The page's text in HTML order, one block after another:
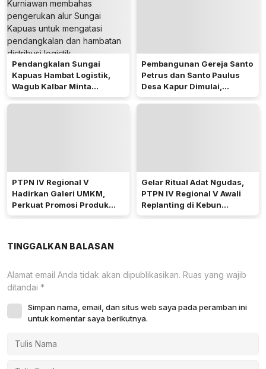
Pendangkalan Sungai
Kapuas Hambat Logistik,
Wagub Kalbar Minta
Pengerukan Diprioritaskan
Pembangunan Gereja Santo
Petrus dan Santo Paulus
Desa Kapur Dimulai,
Pemkab Kubu Raya Siapkan
PTPN IV Regional V
Hadirkan Galeri UMKM,
Perkuat Promosi Produk
Mitra Binaan Melalui Inovasi
Gelar Ritual Adat Ngudas,
PTPN IV Regional V Awali
Replanting di Kebun
Kembayan
TINGGALKAN BALASAN
Alamat email Anda tidak akan dipublikasikan. Ruas yang wajib
ditandai *
Simpan nama, email, dan situs web saya pada peramban ini
untuk komentar saya berikutnya.